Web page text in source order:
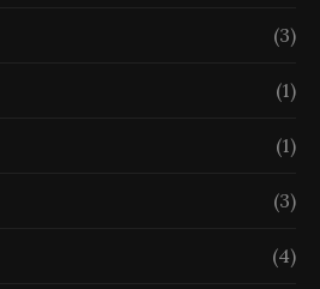
(3)
(1)
(1)
(3)
(4)